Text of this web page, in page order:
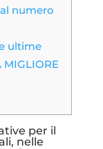
numero
ultime
MIGLIORE
per il
nelle